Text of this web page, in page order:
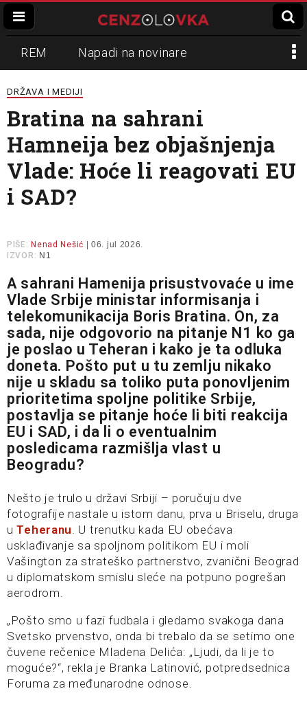
REM Napadi na novinare
Zvučni top
Propaganda Lokalni mediji
Informer Slavko Ćuruvija
DRŽAVA I MEDIJI
Bratina na sahrani
Hamneija bez objašnjenja
Vlade: Hoće li reagovati EU
i SAD?
PIŠE: Nenad Nešić | 06. jul 2026.
IZVOR: N1
A sahrani Hamenija prisustvovaće u ime
Vlade Srbije ministar informisanja i
telekomunikacija Boris Bratina. On, za
sada, nije odgovorio na pitanje N1 ko ga
je poslao u Teheran i kako je ta odluka
doneta. Pošto put u tu zemlju nikako
nije u skladu sa toliko puta ponovljenim
prioritetima spoljne politike Srbije,
postavlja se pitanje hoće li biti reakcija
EU i SAD, i da li o eventualnim
posledicama razmišlja vlast u
Beogradu?
Nešto je trulo u državi Srbiji – poručuju dve
fotografije nastale u istom danu, prva u Briselu, druga
uTeheranu. U trenutku kada EU obećava
usklađivanje sa spoljnom politikom EU i moli
Vašington za strateško partnerstvo, zvanični Beograd
u diplomatskom smislu sleće na potpuno pogrešan
aerodrom.
„Pošto smo u fazi fudbala i gledamo svakoga dana
Svetsko prvenstvo, onda bi trebalo da se setimo one
čuvene rečenice Mladena Delića: „Ljudi, da li je to
moguće?“, rekla je Branka Latinović, potpredsednica
Foruma za međunarodne odnose.